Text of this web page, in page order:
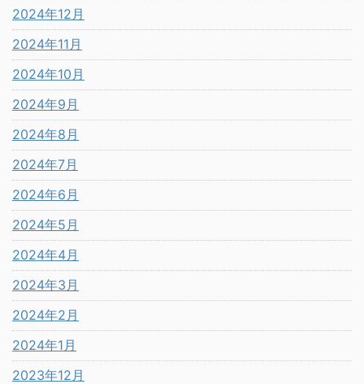
2024年12月
2024年11月
2024年10月
2024年9月
2024年8月
2024年7月
2024年6月
2024年5月
2024年4月
2024年3月
2024年2月
2024年1月
2023年12月